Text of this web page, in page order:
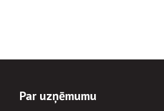
Par uzņēmumu